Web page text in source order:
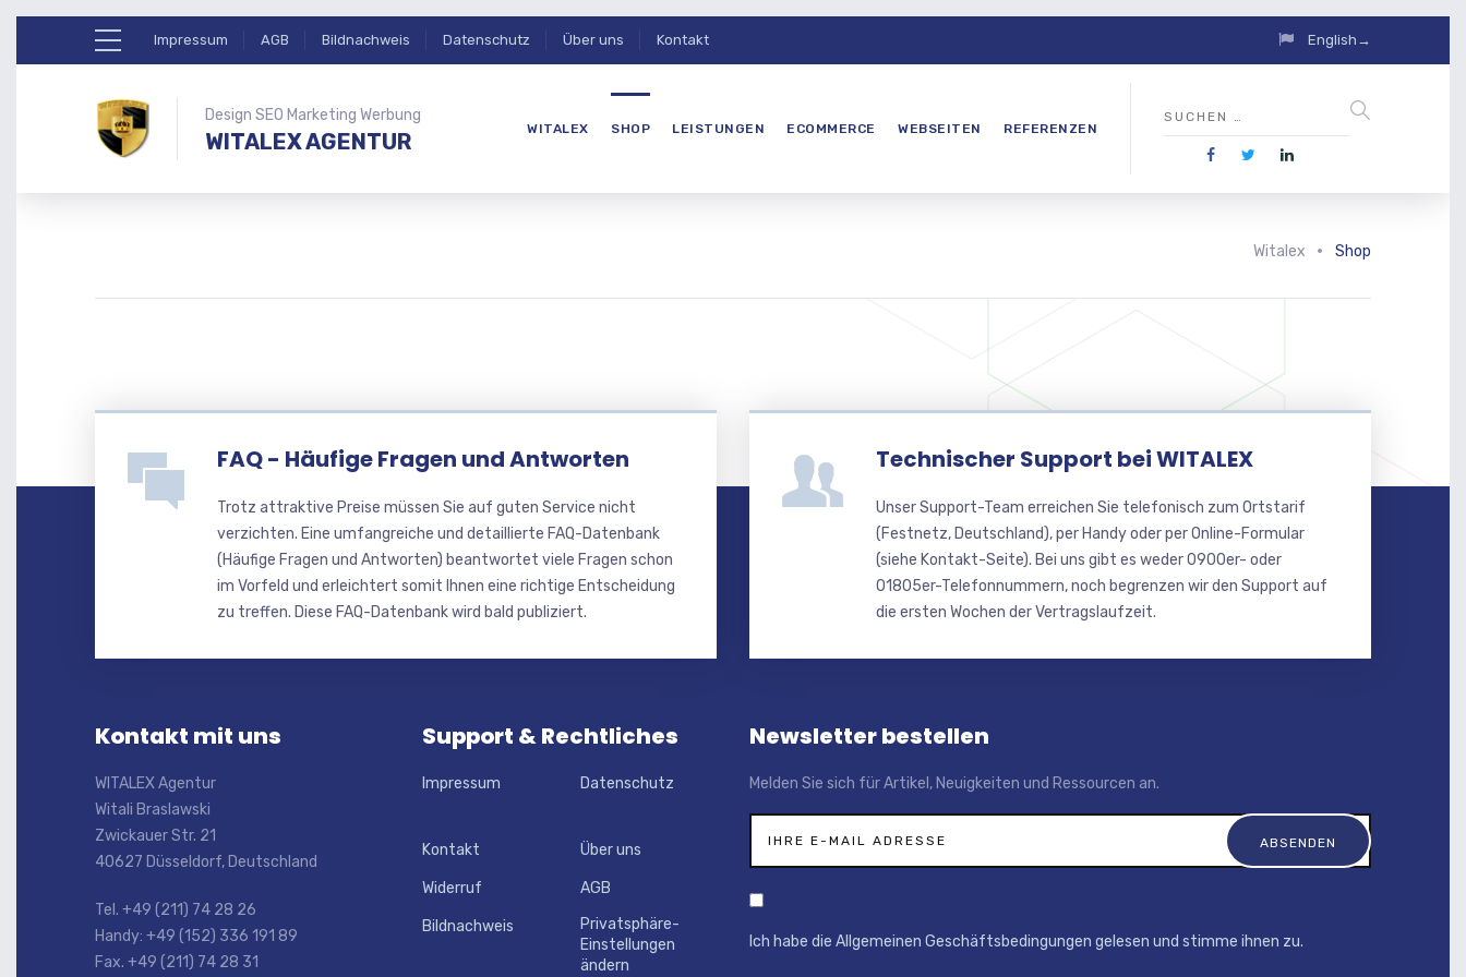
Impressum AGB Bildnachweis Datenschutz Über uns Kontakt English→
Design SEO Marketing Werbung
WITALEX AGENTUR WITALEX SHOP LEISTUNGEN ECOMMERCE WEBSEITEN REFERENZEN
Witalex Shop
FAQ - Häufige Fragen und Antworten
Trotz attraktive Preise müssen Sie auf guten Service nicht
verzichten. Eine umfangreiche und detaillierte FAQ-Datenbank
(Häufige Fragen und Antworten) beantwortet viele Fragen schon
im Vorfeld und erleichtert somit Ihnen eine richtige Entscheidung
zu treffen. Diese FAQ-Datenbank wird bald publiziert.
Technischer Support bei WITALEX
Unser Support-Team erreichen Sie telefonisch zum Ortstarif
(Festnetz, Deutschland), per Handy oder per Online-Formular
(siehe Kontakt-Seite). Bei uns gibt es weder 0900er- oder
01805er-Telefonnummern, noch begrenzen wir den Support auf
die ersten Wochen der Vertragslaufzeit.
Kontakt mit uns
WITALEX Agentur
Witali Braslawski
Zwickauer Str. 21
40627 Düsseldorf, Deutschland
Tel. +49 (211) 74 28 26
Handy: +49 (152) 336 191 89
Fax. +49 (211) 74 28 31
Support & Rechtliches
Impressum Datenschutz
Kontakt Über uns
Widerruf AGB
Bildnachweis
Privatsphäre-
Einstellungen
ändern
Newsletter bestellen
Melden Sie sich für Artikel, Neuigkeiten und Ressourcen an.
Ich habe die Allgemeinen Geschäftsbedingungen gelesen und stimme ihnen zu.